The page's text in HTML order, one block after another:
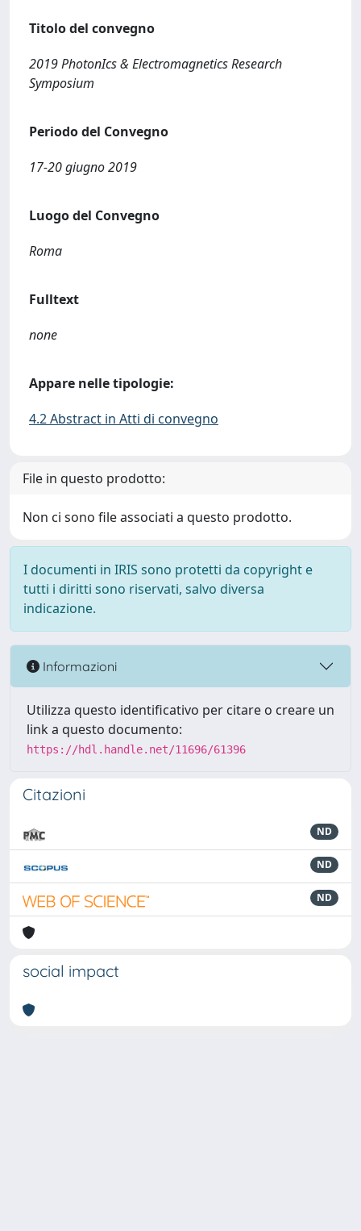
Titolo del convegno
2019 PhotonIcs & Electromagnetics Research
Symposium
Periodo del Convegno
17-20 giugno 2019
Luogo del Convegno
Roma
Fulltext
none
Appare nelle tipologie:
4.2 Abstract in Atti di convegno
File in questo prodotto:
Non ci sono file associati a questo prodotto.
I documenti in IRIS sono protetti da copyright e
tutti i diritti sono riservati, salvo diversa
indicazione.
Informazioni
Utilizza questo identificativo per citare o creare un
link a questo documento:
https://hdl.handle.net/11696/61396
Citazioni
ND
ND
ND
social impact